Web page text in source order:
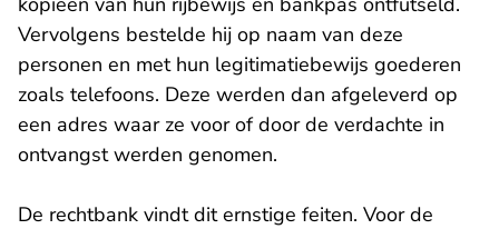
Vervolgens bestelde hij op naam van deze
personen en met hun legitimatiebewijs goederen
zoals telefoons. Deze werden dan afgeleverd op
een adres waar ze voor of door de verdachte in
ontvangst werden genomen.
De rechtbank vindt dit ernstige feiten. Voor de